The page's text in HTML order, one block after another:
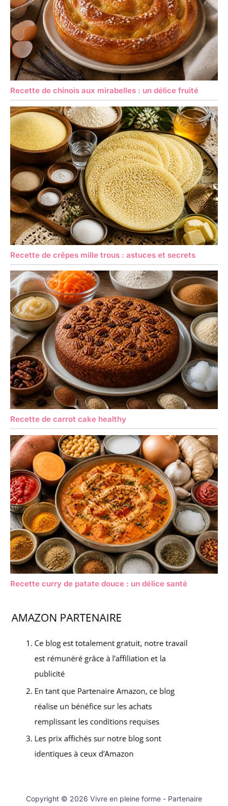
Recette de chinois aux mirabelles : un délice fruité
Recette de crêpes mille trous : astuces et secrets
Recette de carrot cake healthy
Recette curry de patate douce : un délice santé
Copyright © 2026 Vivre en pleine forme - Partenaire